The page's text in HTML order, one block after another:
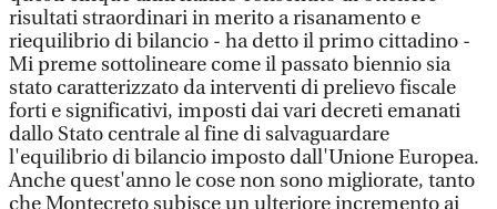
risultati straordinari in merito a risanamento e
riequilibrio di bilancio - ha detto il primo cittadino -
Mi preme sottolineare come il passato biennio sia
stato caratterizzato da interventi di prelievo fiscale
forti e significativi, imposti dai vari decreti emanati
dallo Stato centrale al fine di salvaguardare
l'equilibrio di bilancio imposto dall'Unione Europea.
Anche quest'anno le cose non sono migliorate, tanto
che Montecreto subisce un ulteriore incremento ai